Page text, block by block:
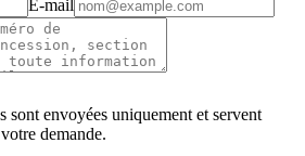
E-mail
sont envoyées uniquement et servent
demande.